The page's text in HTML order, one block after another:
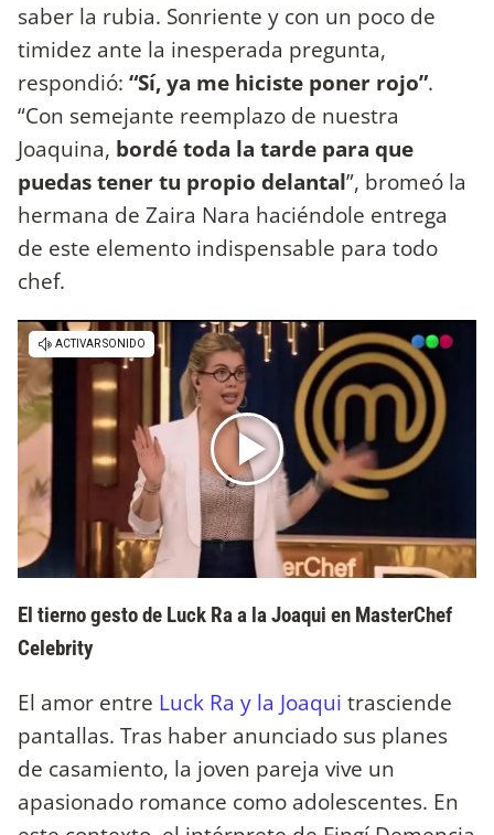
saber la rubia. Sonriente y con un poco de
timidez ante la inesperada pregunta,
respondió: “Sí, ya me hiciste poner rojo”.
“Con semejante reemplazo de nuestra
Joaquina, bordé toda la tarde para que
puedas tener tu propio delantal”, bromeó la
hermana de Zaira Nara haciéndole entrega
de este elemento indispensable para todo
chef.
El tierno gesto de Luck Ra a la Joaqui en MasterChef
Celebrity
El amor entre Luck Ra y la Joaqui trasciende
pantallas. Tras haber anunciado sus planes
de casamiento, la joven pareja vive un
apasionado romance como adolescentes. En